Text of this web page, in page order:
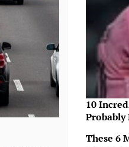
10
Probably
These 6